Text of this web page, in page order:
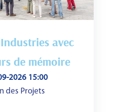
avec
de mémoire
2026 15:00
des Projets